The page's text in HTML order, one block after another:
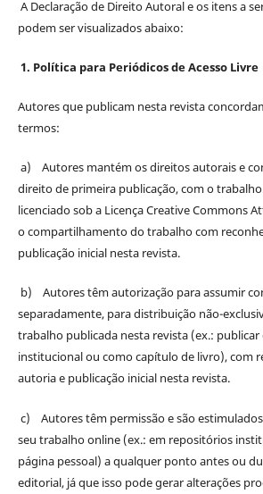
A Declaração de Direito Autoral e os itens a
podem ser visualizados abaixo:
1. Política para Periódicos de Acesso Livre
Autores que publicam nesta revista
termos:
a) Autores mantém os direitos autorais e
direito de primeira publicação, com o
licenciado sob a Licença Creative Commons
o compartilhamento do trabalho com
publicação inicial nesta revista.
b) Autores têm autorização para assumir
separadamente, para distribuição não-
trabalho publicada nesta revista (ex.:
institucional ou como capítulo de livro), com
autoria e publicação inicial nesta revista.
c) Autores têm permissão e são
seu trabalho online (ex.: em repositórios
página pessoal) a qualquer ponto antes ou
editorial, já que isso pode gerar alterações